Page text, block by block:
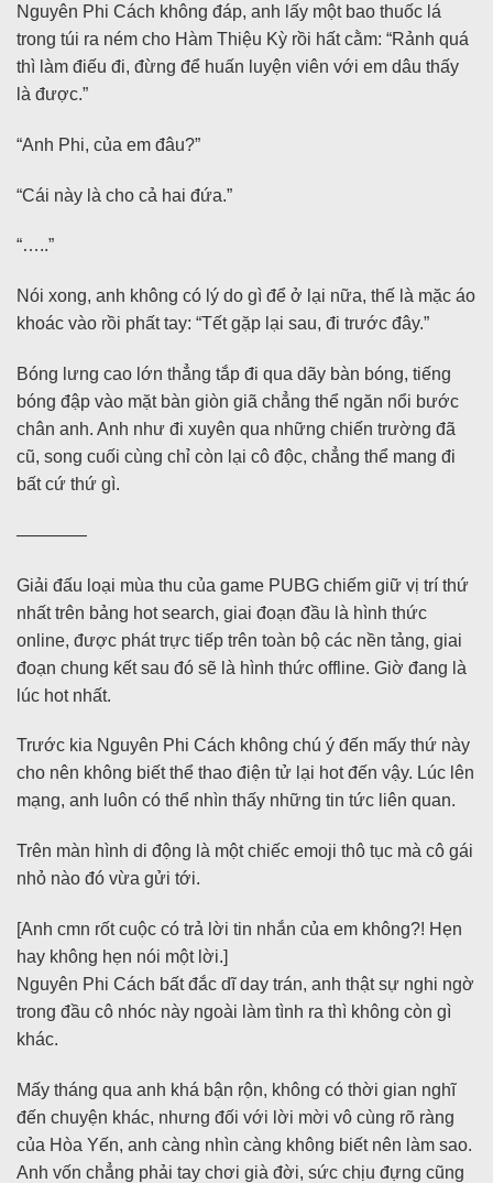
Nguyên Phi Cách không đáp, anh lấy một bao thuốc lá
trong túi ra ném cho Hàm Thiệu Kỳ rồi hất cằm: “Rảnh quá
thì làm điếu đi, đừng để huấn luyện viên với em dâu thấy
là được.”
“Anh Phi, của em đâu?”
“Cái này là cho cả hai đứa.”
“…..”
Nói xong, anh không có lý do gì để ở lại nữa, thế là mặc áo
khoác vào rồi phất tay: “Tết gặp lại sau, đi trước đây.”
Bóng lưng cao lớn thẳng tắp đi qua dãy bàn bóng, tiếng
bóng đập vào mặt bàn giòn giã chẳng thể ngăn nổi bước
chân anh. Anh như đi xuyên qua những chiến trường đã
cũ, song cuối cùng chỉ còn lại cô độc, chẳng thể mang đi
bất cứ thứ gì.
————
Giải đấu loại mùa thu của game PUBG chiếm giữ vị trí thứ
nhất trên bảng hot search, giai đoạn đầu là hình thức
online, được phát trực tiếp trên toàn bộ các nền tảng, giai
đoạn chung kết sau đó sẽ là hình thức offline. Giờ đang là
lúc hot nhất.
Trước kia Nguyên Phi Cách không chú ý đến mấy thứ này
cho nên không biết thể thao điện tử lại hot đến vậy. Lúc lên
mạng, anh luôn có thể nhìn thấy những tin tức liên quan.
Trên màn hình di động là một chiếc emoji thô tục mà cô gái
nhỏ nào đó vừa gửi tới.
[Anh cmn rốt cuộc có trả lời tin nhắn của em không?! Hẹn
hay không hẹn nói một lời.]
Nguyên Phi Cách bất đắc dĩ day trán, anh thật sự nghi ngờ
trong đầu cô nhóc này ngoài làm tình ra thì không còn gì
khác.
Mấy tháng qua anh khá bận rộn, không có thời gian nghĩ
đến chuyện khác, nhưng đối với lời mời vô cùng rõ ràng
của Hòa Yến, anh càng nhìn càng không biết nên làm sao.
Anh vốn chẳng phải tay chơi già đời, sức chịu đựng cũng